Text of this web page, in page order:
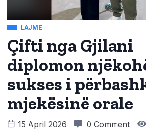
LAJME
Çifti nga Gjilani
diplomon
sukses i
mjekësinë orale
15 April 2026 0 Comment